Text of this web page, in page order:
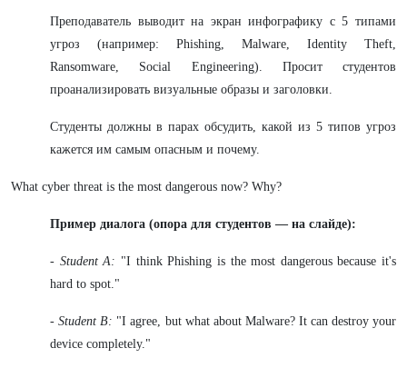
Преподаватель выводит на экран инфографику с 5 типами
угроз (например: Phishing, Malware, Identity Theft,
Ransomware, Social Engineering). Просит студентов
проанализировать визуальные образы и заголовки.
Студенты должны в парах обсудить, какой из 5 типов угроз
кажется им самым опасным и почему.
What cyber threat is the most dangerous now? Why?
Пример диалога (опора для студентов — на слайде):
- Student A: "I think Phishing is the most dangerous because it's
hard to spot."
- Student B: "I agree, but what about Malware? It can destroy your
device completely."